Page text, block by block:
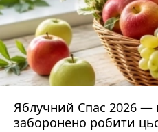
Яблучний Спас 2026 —
заборонено робити